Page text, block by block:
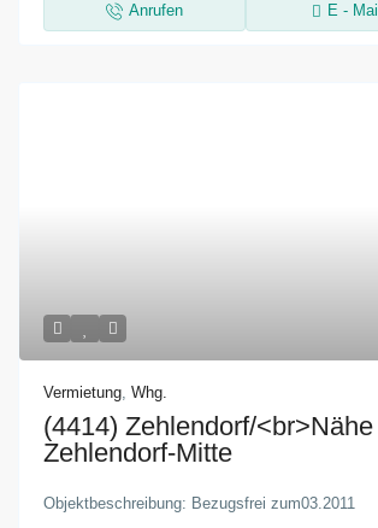
Anrufen E - Mail
Vermietung,Whg.
(4414) Zehlendorf/<br>Nähe
Zehlendorf-Mitte
Objektbeschreibung: Bezugsfrei zum03.2011